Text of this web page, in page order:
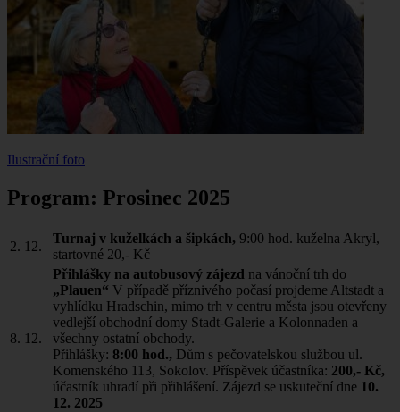
Ilustrační foto
Program: Prosinec 2025
2. 12.
Turnaj v kuželkách a šipkách, 9:00 hod. kuželna Akryl,
startovné 20,- Kč
8. 12.
Přihlášky na autobusový zájezd na vánoční trh do
„Plauen“ V případě příznivého počasí projdeme Altstadt a
vyhlídku Hradschin, mimo trh v centru města jsou otevřeny
vedlejší obchodní domy Stadt-Galerie a Kolonnaden a
všechny ostatní obchody.
Přihlášky: 8:00 hod., Dům s pečovatelskou službou ul.
Komenského 113, Sokolov. Příspěvek účastníka: 200,- Kč,
účastník uhradí při přihlášení. Zájezd se uskuteční dne 10.
12. 2025